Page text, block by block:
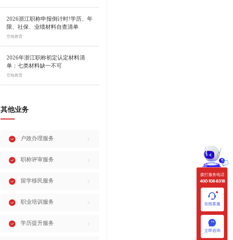
拨打服务电话
400-108-8318
在线客服
立即咨询
2026浙江职称申报倒计时!学历、年
限、社保、业绩材料自查清单
空格教育
2026年浙江职称初定认定材料清
单：七类材料缺一不可
空格教育
其他业务
户政办理服务
职称评审服务
留学移民服务
职业培训服务
学历提升服务